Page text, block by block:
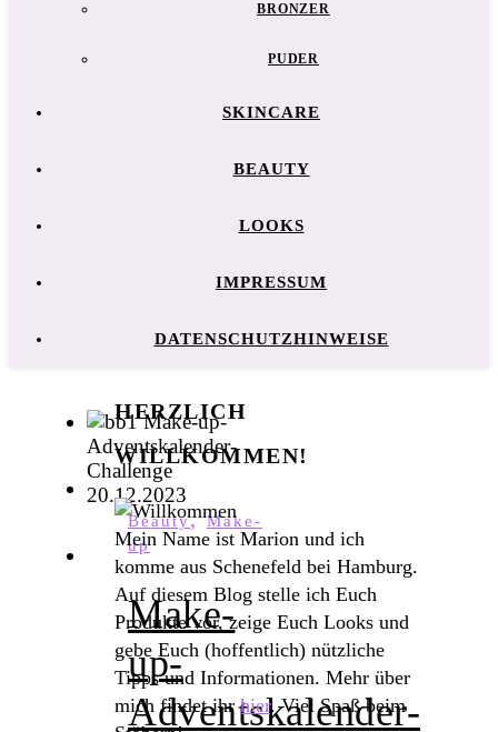
BRONZER
PUDER
SKINCARE
BEAUTY
LOOKS
IMPRESSUM
DATENSCHUTZHINWEISE
Beauty,Make-
up
Make-
up-
Adventskalender-
HERZLICH
WILLKOMMEN!
Mein Name ist Marion und ich
komme aus Schenefeld bei Hamburg.
Auf diesem Blog stelle ich Euch
Produkte vor, zeige Euch Looks und
gebe Euch (hoffentlich) nützliche
Tipps und Informationen. Mehr über
mich findet ihrhier. Viel Spaß beim